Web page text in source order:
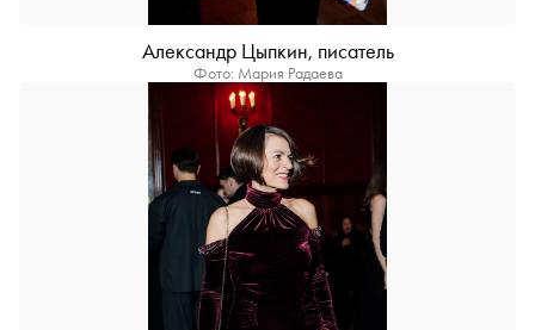
Александр Цыпкин, писатель
Фото: Мария Радаева